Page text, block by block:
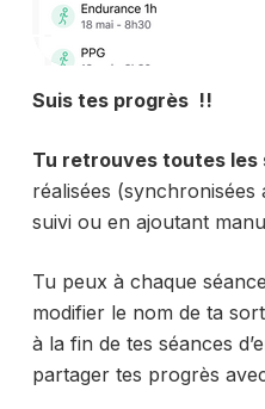
Suis tes progrès !!
Tu retrouves toutes les
réalisées
suivi ou en ajoutant
Tu peux à chaque
modifier le nom de ta
à la fin de tes séances
partager tes progrès